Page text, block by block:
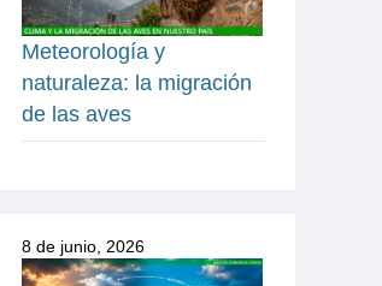
Meteorología y
naturaleza: la migración
de las aves
8 de junio, 2026